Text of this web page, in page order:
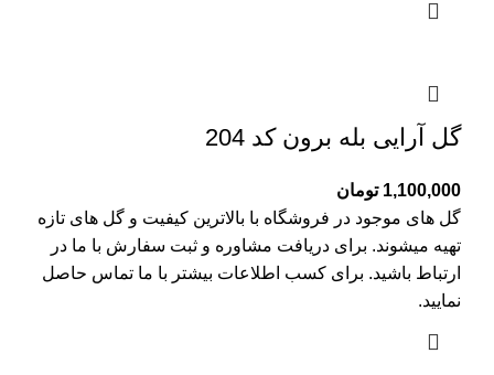
گل آرایی بله برون کد 204
1,100,000 تومان
گل های موجود در فروشگاه با بالاترین کیفیت و گل های تازه
تهیه میشوند. برای دریافت مشاوره و ثبت سفارش با ما در
ارتباط باشید. برای کسب اطلاعات بیشتر با ما تماس حاصل
نمایید.